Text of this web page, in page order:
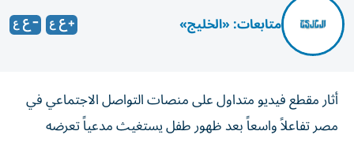
متابعات: «الخليج»
أثار مقطع فيديو متداول على منصات التواصل الاجتماعي في
مصر تفاعلاً واسعاً بعد ظهور طفل يستغيث مدعياً تعرضه